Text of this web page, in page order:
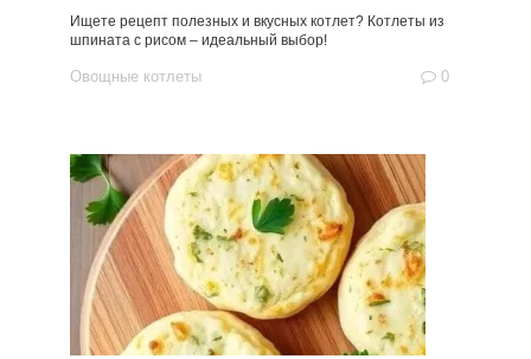
Ищете рецепт полезных и вкусных котлет? Котлеты из
шпината с рисом – идеальный выбор!
Овощные котлеты 0